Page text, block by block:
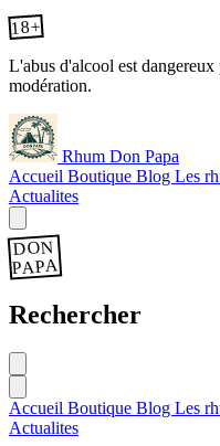
18+
L'abus d'alcool est
modération.
Rhum Don Papa
Accueil Boutique Blog Les
Actualites
DON
PAPA
Rechercher
Accueil Boutique Blog Les
Actualites